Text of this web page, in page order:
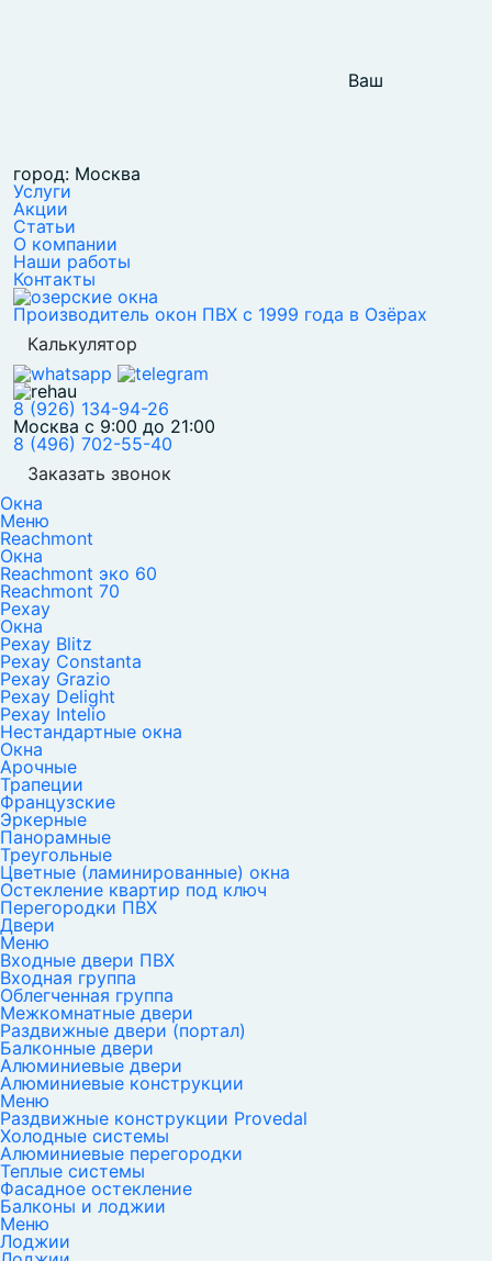
Ваш
город: Москва
Услуги
Акции
Статьи
О компании
Наши работы
Контакты
Производитель окон ПВХ с 1999 года в Озёрах
Калькулятор
8 (926) 134-94-26
Москва с 9:00 до 21:00
8 (496) 702-55-40
Заказать звонок
Окна
Меню
Reachmont
Окна
Reachmont эко 60
Reachmont 70
Рехау
Окна
Рехау Blitz
Рехау Constanta
Рехау Grazio
Рехау Delight
Рехау Intelio
Нестандартные окна
Окна
Арочные
Трапеции
Французские
Эркерные
Панорамные
Треугольные
Цветные (ламинированные) окна
Остекление квартир под ключ
Перегородки ПВХ
Двери
Меню
Входные двери ПВХ
Входная группа
Облегченная группа
Межкомнатные двери
Раздвижные двери (портал)
Балконные двери
Алюминиевые двери
Алюминиевые конструкции
Меню
Раздвижные конструкции Provedal
Холодные системы
Алюминиевые перегородки
Теплые системы
Фасадное остекление
Балконы и лоджии
Меню
Лоджии